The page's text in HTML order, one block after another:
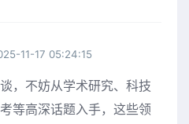
11-17 05:24:15
，不妨从学术研究、科技
等高深话题入手，这些领